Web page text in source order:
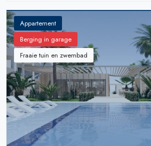
Appartement
Berging in garage
Fraaie tuin en zwembad